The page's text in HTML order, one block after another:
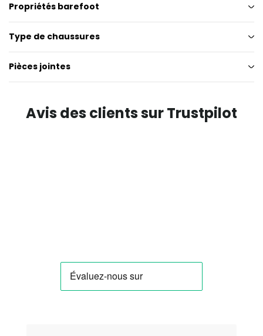
Propriétés barefoot
Type de chaussures
Pièces jointes
Avis des clients sur Trustpilot